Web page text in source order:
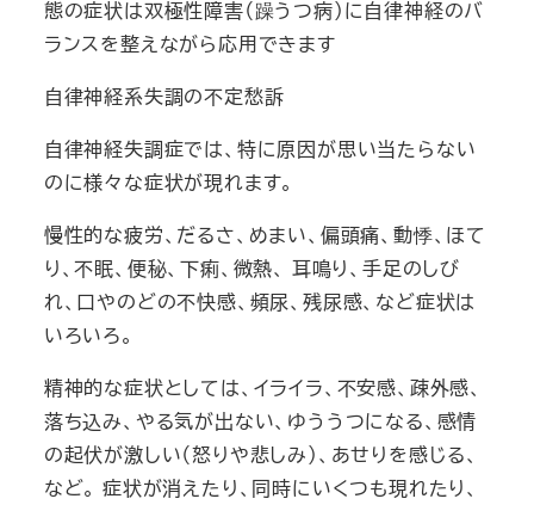
態の症状は双極性障害（躁うつ病)に自律神経のバ
ランスを整えながら応用できます
自律神経系失調の不定愁訴
自律神経失調症では、特に原因が思い当たらない
のに様々な症状が現れます。
慢性的な疲労、だるさ、めまい、偏頭痛、動悸、ほて
り、不眠、便秘、下痢、微熱、 耳鳴り、手足のしび
れ、口やのどの不快感、頻尿、残尿感、など症状は
いろいろ。
精神的な症状としては、イライラ、不安感、疎外感、
落ち込み、やる気が出ない、ゆううつになる、感情
の起伏が激しい（怒りや悲しみ）、あせりを感じる、
など。 症状が消えたり、同時にいくつも現れたり、